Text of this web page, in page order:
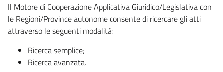
Il Motore di Cooperazione Applicativa Giuridico/Legislativa con
le Regioni/Province autonome consente di ricercare gli atti
attraverso le seguenti modalità:
Ricerca semplice;
Ricerca avanzata.